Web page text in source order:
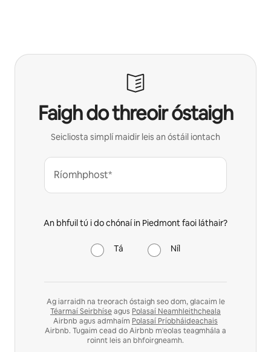
Faigh do threoir óstaigh
Seicliosta simplí maidir leis an óstáil iontach
Ríomhphost*
An bhfuil tú i do chónaí in Piedmont faoi láthair?
Tá Níl
Ag iarraidh na treorach óstaigh seo dom, glacaim le
Téarmaí Seirbhíseagus Polasaí Neamhleithcheala
Airbnb agus admhaím Polasaí Príobháideachais
Airbnb. Tugaim cead do Airbnb m'eolas teagmhála a
roinnt leis an bhfoirgneamh.